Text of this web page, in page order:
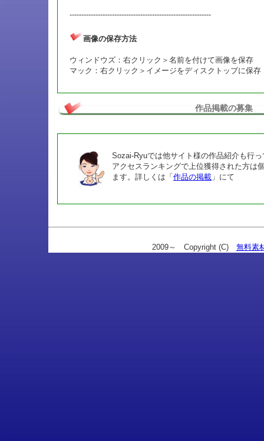
------------------------------------------------------------
画像の保存方法
ウィンドウズ：右クリック＞名前を付けて画像を保存
マック：右クリック＞イメージをディスクトップに保存
作品掲載の募集
Sozai-Ryuでは他サイト様の作品紹介も行
アクセスランキングで上位獲得された方は
ます。詳しくは「作品の掲載 」にて
2009～ Copyright (C) 無料素